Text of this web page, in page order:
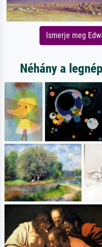
Ismerje meg
Néhány a